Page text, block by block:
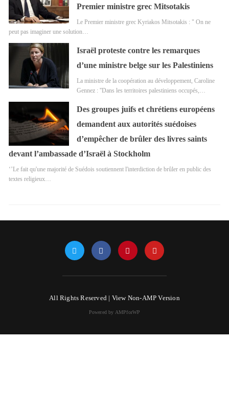
Premier ministre grec Mitsotakis
Le Premier ministre grec Kyriakos Mitsotakis : " On ne
peut pas imaginer une solution…
Israël proteste contre les remarques
d’une ministre belge sur les Palestiniens
La ministre de la coopération au développement, Caroline
Gennez : ''Dans les territoires palestiniens occupés,…
Des groupes juifs et chrétiens européens
demandent aux autorités suédoises
d’empêcher de brûler des livres saints
devant l’ambassade d’Israël à Stockholm
‘’Le fait qu'une majorité de Suédois soutiennent l'interdiction de brûler en public des
textes religieux…
All Rights Reserved | View Non-AMP Version
Powered by AMPforWP